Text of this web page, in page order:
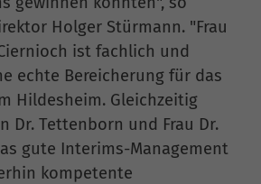
Holger Stürmann. "Frau
ist fachlich und
echte Bereicherung für das
Hildesheim. Gleichzeitig
Dr. Tettenborn und Frau Dr.
gute Interims-Management
kompetente